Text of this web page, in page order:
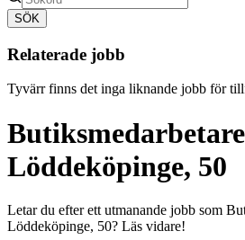
SÖK
Relaterade jobb
Tyvärr finns det inga liknande jobb för
Löddeköpinge, 50
Letar du efter ett utmanande jobb som
Löddeköpinge, 50? Läs vidare!